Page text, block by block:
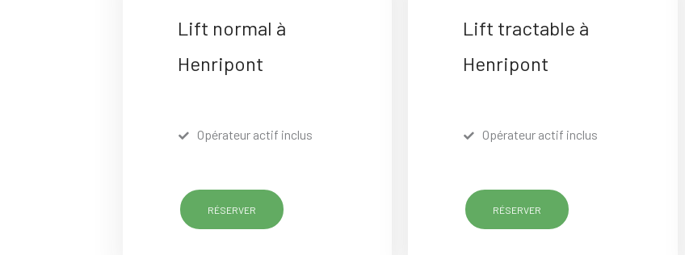
Lift normal à
Henripont
Opérateur actif inclus
RÉSERVER
Lift tractable à
Henripont
Opérateur actif inclus
RÉSERVER